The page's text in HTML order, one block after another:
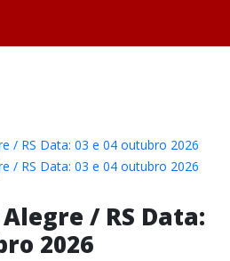
/ RS Data:
2026